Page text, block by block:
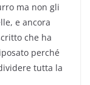
ma non gli
e ancora
che ha
perché
tutta la